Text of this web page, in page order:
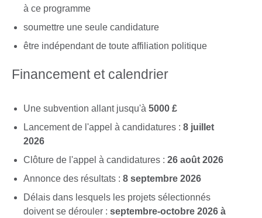
à ce programme
soumettre une seule candidature
être indépendant de toute affiliation politique
Financement et calendrier
Une subvention allant jusqu'à 5000 £
Lancement de l'appel à candidatures : 8 juillet
2026
Clôture de l'appel à candidatures : 26 août 2026
Annonce des résultats : 8 septembre 2026
Délais dans lesquels les projets sélectionnés
doivent se dérouler : septembre-octobre 2026 à